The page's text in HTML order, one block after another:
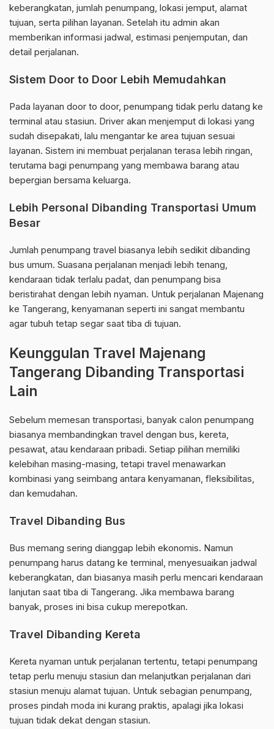
keberangkatan, jumlah penumpang, lokasi jemput, alamat
tujuan, serta pilihan layanan. Setelah itu admin akan
memberikan informasi jadwal, estimasi penjemputan, dan
detail perjalanan.
Sistem Door to Door Lebih Memudahkan
Pada layanan door to door, penumpang tidak perlu datang ke
terminal atau stasiun. Driver akan menjemput di lokasi yang
sudah disepakati, lalu mengantar ke area tujuan sesuai
layanan. Sistem ini membuat perjalanan terasa lebih ringan,
terutama bagi penumpang yang membawa barang atau
bepergian bersama keluarga.
Lebih Personal Dibanding Transportasi Umum
Besar
Jumlah penumpang travel biasanya lebih sedikit dibanding
bus umum. Suasana perjalanan menjadi lebih tenang,
kendaraan tidak terlalu padat, dan penumpang bisa
beristirahat dengan lebih nyaman. Untuk perjalanan Majenang
ke Tangerang, kenyamanan seperti ini sangat membantu
agar tubuh tetap segar saat tiba di tujuan.
Keunggulan Travel Majenang
Tangerang Dibanding Transportasi
Lain
Sebelum memesan transportasi, banyak calon penumpang
biasanya membandingkan travel dengan bus, kereta,
pesawat, atau kendaraan pribadi. Setiap pilihan memiliki
kelebihan masing-masing, tetapi travel menawarkan
kombinasi yang seimbang antara kenyamanan, fleksibilitas,
dan kemudahan.
Travel Dibanding Bus
Bus memang sering dianggap lebih ekonomis. Namun
penumpang harus datang ke terminal, menyesuaikan jadwal
keberangkatan, dan biasanya masih perlu mencari kendaraan
lanjutan saat tiba di Tangerang. Jika membawa barang
banyak, proses ini bisa cukup merepotkan.
Travel Dibanding Kereta
Kereta nyaman untuk perjalanan tertentu, tetapi penumpang
tetap perlu menuju stasiun dan melanjutkan perjalanan dari
stasiun menuju alamat tujuan. Untuk sebagian penumpang,
proses pindah moda ini kurang praktis, apalagi jika lokasi
tujuan tidak dekat dengan stasiun.